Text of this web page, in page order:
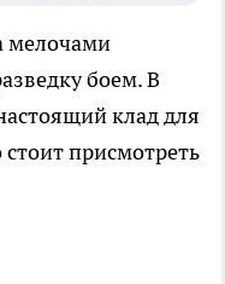
мелочами
боем. В
клад для
присмотреть